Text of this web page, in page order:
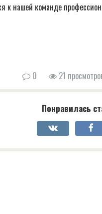
к нашей команде
0 21
Понравилась